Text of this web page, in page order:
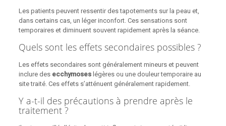
Les patients peuvent ressentir des tapotements sur la peau et,
dans certains cas, un léger inconfort. Ces sensations sont
temporaires et diminuent souvent rapidement après la séance.
Quels sont les effets secondaires possibles ?
Les effets secondaires sont généralement mineurs et peuvent
inclure des ecchymoseslégères ou une douleur temporaire au
site traité. Ces effets s’atténuent généralement rapidement.
Y a-t-il des précautions à prendre après le
traitement ?